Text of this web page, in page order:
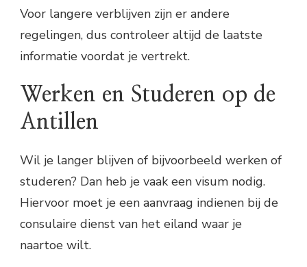
Voor langere verblijven zijn er andere
regelingen, dus controleer altijd de laatste
informatie voordat je vertrekt.
Werken en Studeren op de
Antillen
Wil je langer blijven of bijvoorbeeld werken of
studeren? Dan heb je vaak een visum nodig.
Hiervoor moet je een aanvraag indienen bij de
consulaire dienst van het eiland waar je
naartoe wilt.